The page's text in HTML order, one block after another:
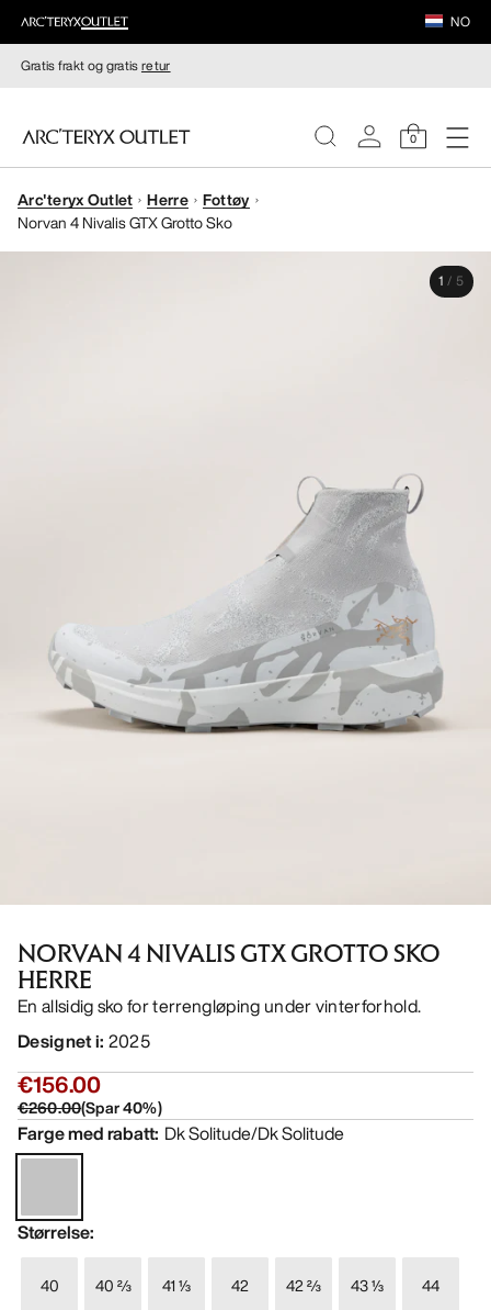
NO
Gratis frakt og gratisretur
0
DAMER
Arc'teryx Outlet Herre
Fottøy
Norvan 4 Nivalis GTX Grotto Sko
1 / 5
NORVAN 4 NIVALIS GTX GROTTO SKO
HERRE
En allsidig sko for terrengløping under vinterforhold.
Designet i: 2025
€156.00
€260.00(Spar40%)
Farge med rabatt: Dk Solitude/Dk Solitude
Størrelse:
40 40 ⅔ 41 ⅓ 42 42 ⅔ 43 ⅓ 44